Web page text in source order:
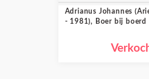
Adrianus Johannes
- 1981), Boer bij boerd